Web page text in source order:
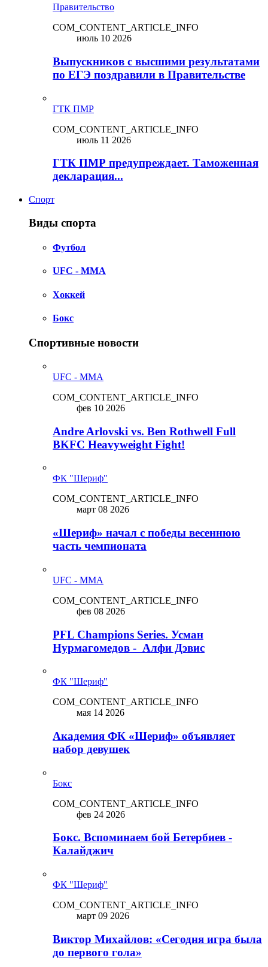
Правительство
COM_CONTENT_ARTICLE_INFO
июль 10 2026
Выпускников с высшими результатами
по ЕГЭ поздравили в Правительстве
ГТК ПМР
COM_CONTENT_ARTICLE_INFO
июль 11 2026
ГТК ПМР предупреждает. Таможенная
декларация...
Спорт
Виды спорта
Футбол
UFC - MMA
Хоккей
Бокс
Спортивные новости
UFC - MMA
COM_CONTENT_ARTICLE_INFO
фев 10 2026
Andre Arlovski vs. Ben Rothwell Full
BKFC Heavyweight Fight!
ФК "Шериф"
COM_CONTENT_ARTICLE_INFO
март 08 2026
«Шериф» начал с победы весеннюю
часть чемпионата
UFC - MMA
COM_CONTENT_ARTICLE_INFO
фев 08 2026
PFL Champions Series. Усман
Нурмагомедов - Алфи Дэвис
ФК "Шериф"
COM_CONTENT_ARTICLE_INFO
мая 14 2026
Академия ФК «Шериф» объявляет
набор девушек
Бокс
COM_CONTENT_ARTICLE_INFO
фев 24 2026
Бокс. Вспоминаем бой Бетербиев -
Калайджич
ФК "Шериф"
COM_CONTENT_ARTICLE_INFO
март 09 2026
Виктор Михайлов: «Сегодня игра была
до первого гола»